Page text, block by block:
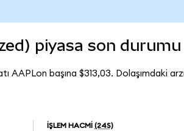
piyasa son durumu
AAPLon başına $313,03. Dolaşımdaki
İŞLEM HACMI (24S)